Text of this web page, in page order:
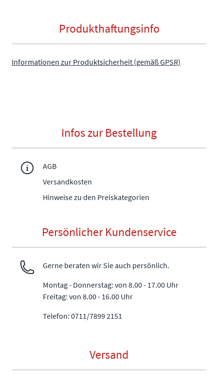
Produkthaftungsinfo
Informationen zur Produktsicherheit (gemäß GPSR)
Infos zur Bestellung
AGB
Versandkosten
Hinweise zu den Preiskategorien
Persönlicher Kundenservice
Gerne beraten wir Sie auch persönlich.
Montag - Donnerstag: von 8.00 - 17.00 Uhr
Freitag: von 8.00 - 16.00 Uhr
Telefon: 0711/7899 2151
Versand